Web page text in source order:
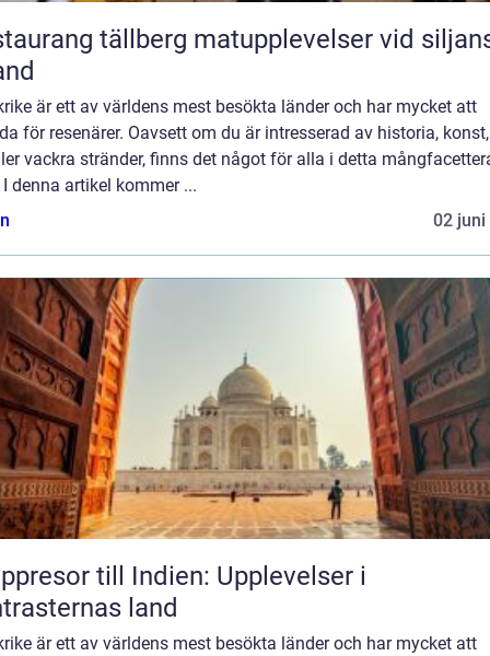
tällberg matupplevelser vid siljans
är ett av världens mest besökta länder och har mycket att
för resenärer. Oavsett om du är intresserad av historia,
vackra stränder, finns det något för alla i detta
denna artikel kommer ...
02 juni
till Indien: Upplevelser i
land
är ett av världens mest besökta länder och har mycket att